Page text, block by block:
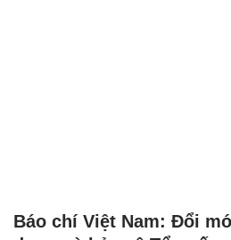
Báo chí Việt Nam: Đổi